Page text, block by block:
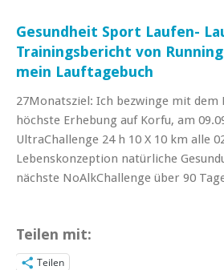
Gesundheit Sport Laufen-
Trainingsbericht von
mein Lauftagebuch
27Monatsziel: Ich bezwinge mit
höchste Erhebung auf Korfu, am
UltraChallenge 24 h 10 X 10 km alle
Lebenskonzeption natürliche
nächste NoAlkChallenge über 90
Teilen mit:
Teilen